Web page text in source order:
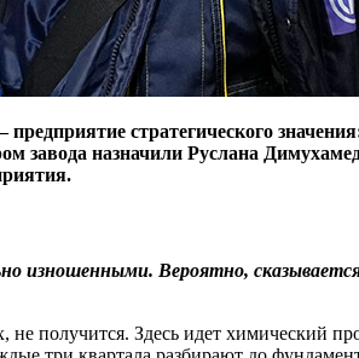
стратегического
завода назначили Руслана
изношенными. Вероятно,
получится. Здесь идет химический